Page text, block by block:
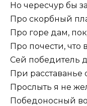
Но чересчур бы
Про скорбный
Про горе дам,
Про почести, что
Сей победитель
При расставанье
Прослыть я не
Победоносный